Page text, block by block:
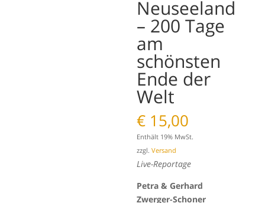
Neuseeland
– 200 Tage
am
schönsten
Ende der
Welt
€ 15,00
Enthält 19% MwSt.
zzgl.Versand
Live-Reportage
Petra & Gerhard
Zwerger-Schoner